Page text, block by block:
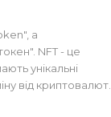
а
NFT - це
унікальні
від криптовалют.